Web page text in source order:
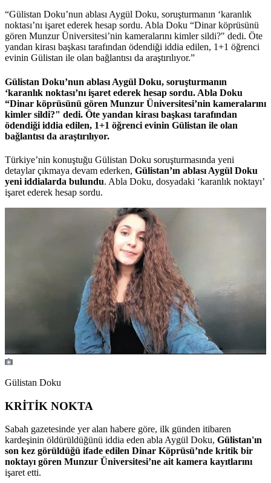
“Gülistan Doku’nun ablası Aygül Doku, soruşturmanın ‘karanlık
noktası’nı işaret ederek hesap sordu. Abla Doku “Dinar köprüsünü
gören Munzur Üniversitesi’nin kameralarını kimler sildi?" dedi. Öte
yandan kirası başkası tarafından ödendiği iddia edilen, 1+1 öğrenci
evinin Gülistan ile olan bağlantısı da araştırılıyor.”
Gülistan Doku’nun ablası Aygül Doku, soruşturmanın
‘karanlık noktası’nı işaret ederek hesap sordu. Abla Doku
“Dinar köprüsünü gören Munzur Üniversitesi’nin kameralarını
kimler sildi?" dedi. Öte yandan kirası başkası tarafından
ödendiği iddia edilen, 1+1 öğrenci evinin Gülistan ile olan
bağlantısı da araştırılıyor.
Türkiye’nin konuştuğu Gülistan Doku soruşturmasında yeni
detaylar çıkmaya devam ederken, Gülistan’ın ablası Aygül Doku
yeni iddialarda bulundu. Abla Doku, dosyadaki ‘karanlık noktayı’
işaret ederek hesap sordu.
Gülistan Doku
KRİTİK NOKTA
Sabah gazetesinde yer alan habere göre, ilk günden itibaren
kardeşinin öldürüldüğünü iddia eden abla Aygül Doku, Gülistan'ın
son kez görüldüğü ifade edilen Dinar Köprüsü’nde kritik bir
noktayı gören Munzur Üniversitesi’ne ait kamera kayıtlarını
işaret etti.